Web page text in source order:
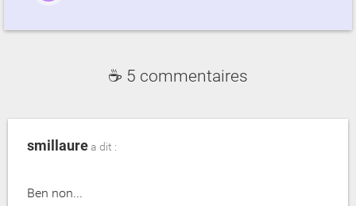
☕ 5 commentaires
smillaurea dit :
Ben non...